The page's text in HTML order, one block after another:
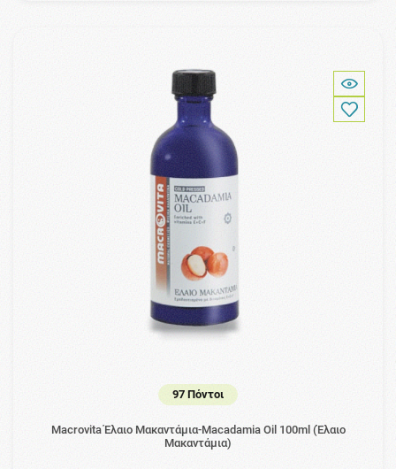
97 Πόντοι
Macrovita Έλαιο Μακαντάμια-Macadamia Oil 100ml (Έλαιο
Μακαντάμια)